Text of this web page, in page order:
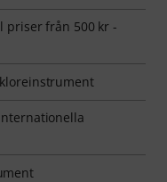
priser från 500 kr -